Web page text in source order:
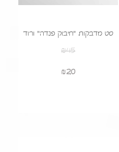
סט מדבקות "חיבוק פנדה" ורוד
₪45
המקורי
₪20
הנוכחי